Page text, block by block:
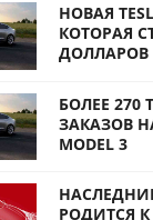
НОВАЯ
КОТОРАЯ
ДОЛЛАРОВ
БОЛЕЕ 270
ЗАКАЗОВ
MODEL 3
НАСЛЕДНИК
РОДИТСЯ К